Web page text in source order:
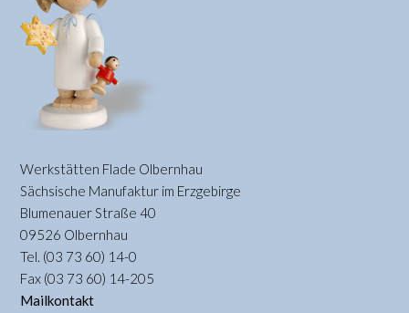
Werkstätten Flade Olbernhau
Sächsische Manufaktur im Erzgebirge
Blumenauer Straße 40
09526 Olbernhau
Tel. (03 73 60) 14-0
Fax (03 73 60) 14-205
Mailkontakt